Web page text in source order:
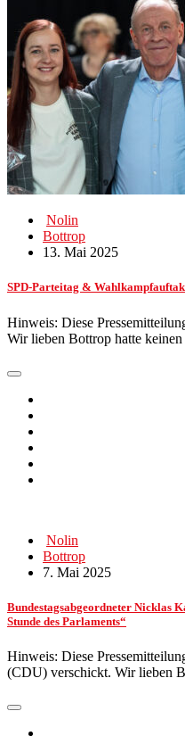
Nolin
Bottrop
13. Mai 2025
SPD-Parteitag &
Hinweis: Diese
Wir lieben Bottrop hatte
Nolin
Bottrop
7. Mai 2025
Bundestagsabgeordneter Nicklas
Stunde des Parlaments“
Hinweis: Diese
(CDU) verschickt. Wir lieben